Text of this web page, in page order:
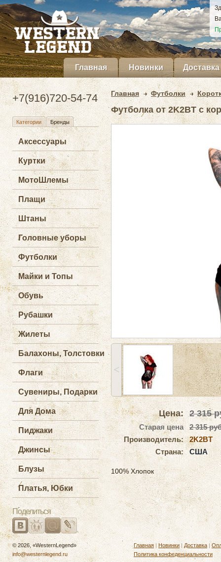
Главная Новинки Доставка
+7(916)720-54-74
Категории Бренды
Аксессуары
Куртки
МотоШлемы
Плащи
Штаны
Головные уборы
Футболки
Майки и Топы
Обувь
Рубашки
Жилеты
Балахоны, Толстовки
Флаги
Сувениры, Подарки
Для Дома
Пиджаки
Джинсы
Блузы
Платья, Юбки
Поделиться
Главная Футболки
Футболка от 2K2BT с
˂
Цена: 2 315
Старая цена
2 315
Производитель:
2K2BT
Страна:
США
100% Хлопок
© 2026, «WesternLegend»
info@westernlegend.ru
Главная | Новинки | Доставка |
Политика конфеденциальности